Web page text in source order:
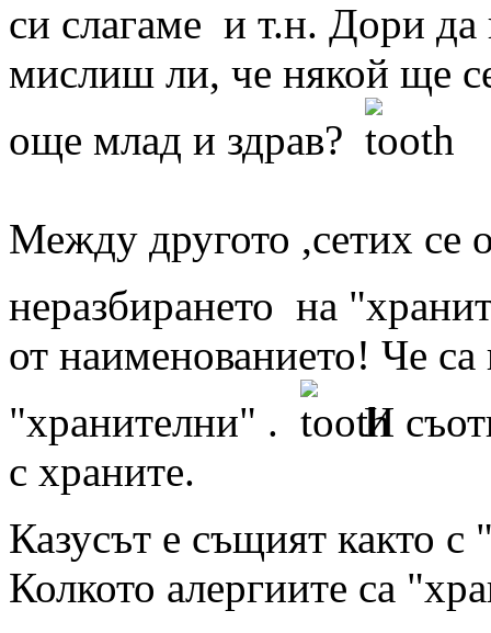
си слагаме и т.н. Дори да
мислиш ли, че някой ще
още млад и здрав?
Между другото ,сетих се
неразбирането на
от наименованието! Че са
"хранителни" .
И
с храните.
Казусът е същият както
Колкото алергиите са